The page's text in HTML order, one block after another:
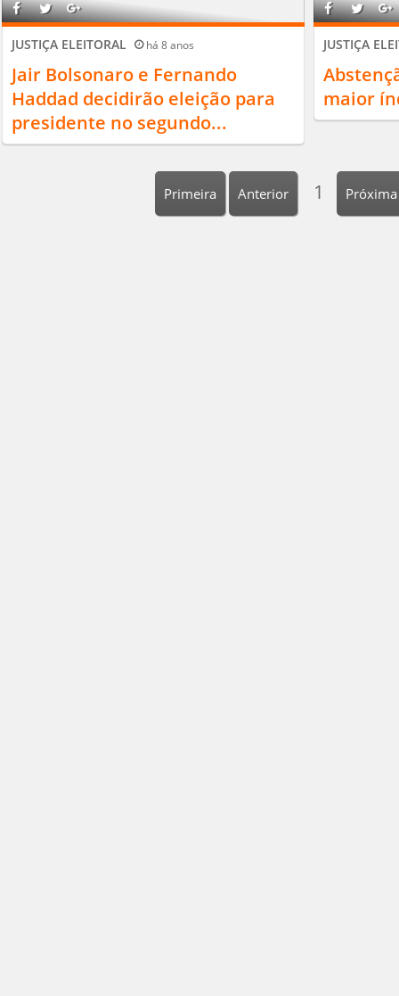
JUSTIÇA ELEITORAL há 8 anos
Jair Bolsonaro e Fernando
Haddad decidirão eleição para
presidente no segundo...
JUSTIÇA
maior
Primeira Anterior 1 Próxima